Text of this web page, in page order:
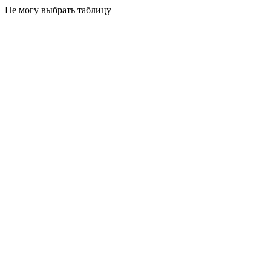
Не могу выбрать таблицу